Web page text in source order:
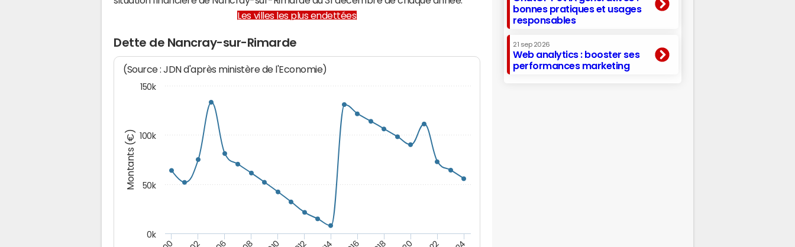
Les villes les plus endettées
Dette de Nancray-sur-Rimarde
Montants (€)
(Source : JDN d'après ministère de l'Economie)
0k
50k
100k
150k
bonnes pratiques et usages
responsables
21 sep 2026
Web analytics : booster ses
performances marketing